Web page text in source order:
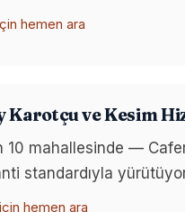
hemen ara
Karotçu ve Kesim
10 mahallesinde —
standardıyla
hemen ara